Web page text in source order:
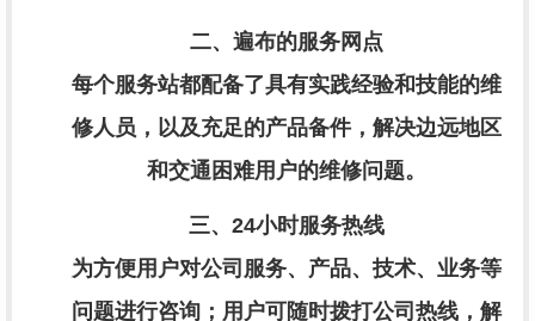
二、遍布的服务网点
每个服务站都配备了具有实践经验和技能的维
修人员，以及充足的产品备件，解决边远地区
和交通困难用户的维修问题。
三、24小时服务热线
为方便用户对公司服务、产品、技术、业务等
问题进行咨询；用户可随时拨打公司热线，解